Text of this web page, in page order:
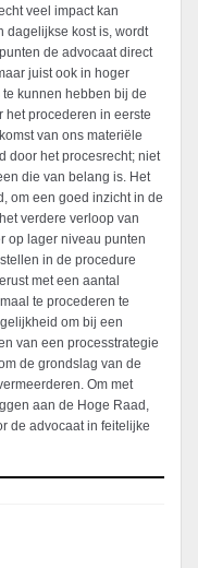
veel impact kan
dagelijkse kost is, wordt
de advocaat direct
juist ook in hoger
kunnen hebben bij de
het procederen in eerste
van ons materiële
door het procesrecht; niet
die van belang is. Het
om een goed inzicht in de
verdere verloop van
op lager niveau punten
in de procedure
met een aantal
te procederen te
om bij een
van een processtrategie
de grondslag van de
Om met
aan de Hoge Raad,
de advocaat in feitelijke